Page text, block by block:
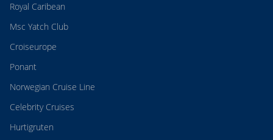
Royal Caribean
Msc Yatch Club
Croiseurope
Ponant
Norwegian Cruise Line
Celebrity Cruises
Hurtigruten